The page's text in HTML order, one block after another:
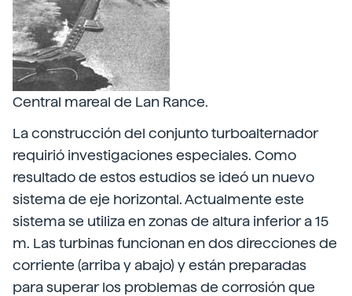
Central mareal de Lan Rance.
La construcción del conjunto turboalternador
requirió investigaciones especiales. Como
resultado de estos estudios se ideó un nuevo
sistema de eje horizontal. Actualmente este
sistema se utiliza en zonas de altura inferior a 15
m. Las turbinas funcionan en dos direcciones de
corriente (arriba y abajo) y están preparadas
para superar los problemas de corrosión que